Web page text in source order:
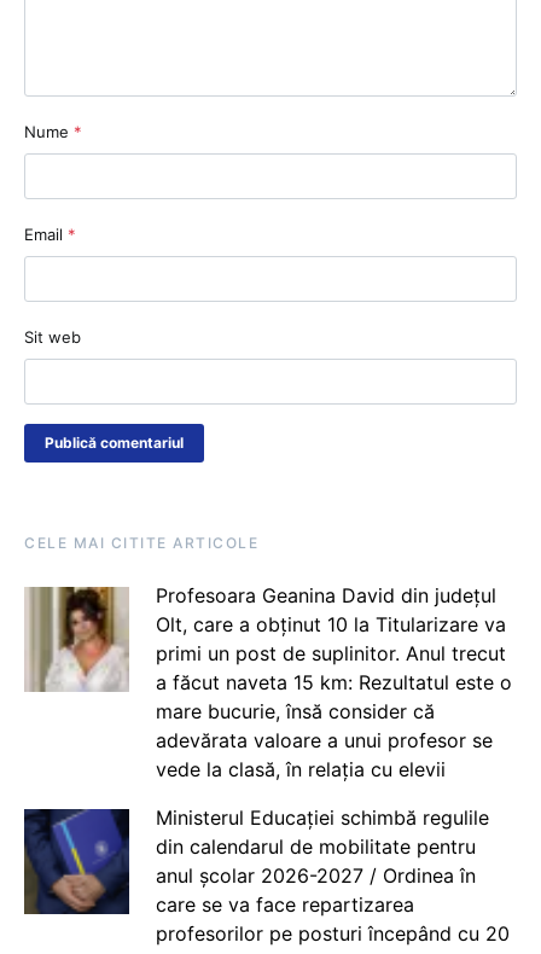
Nume *
Email *
Sit web
CELE MAI CITITE ARTICOLE
Profesoara Geanina David din județul
Olt, care a obținut 10 la Titularizare va
primi un post de suplinitor. Anul trecut
a făcut naveta 15 km: Rezultatul este o
mare bucurie, însă consider că
adevărata valoare a unui profesor se
vede la clasă, în relația cu elevii
Ministerul Educației schimbă regulile
din calendarul de mobilitate pentru
anul școlar 2026-2027 / Ordinea în
care se va face repartizarea
profesorilor pe posturi începând cu 20